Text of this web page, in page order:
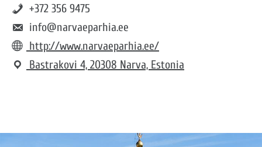
+372 356 9475
info@narvaeparhia.ee
http://www.narvaeparhia.ee/
Bastrakovi 4, 20308 Narva, Estonia